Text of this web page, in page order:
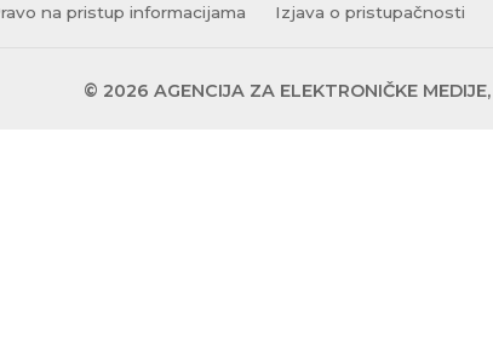
na pristup informacijama Izjava o pristupačnosti
© 2026 AGENCIJA ZA ELEKTRONIČKE